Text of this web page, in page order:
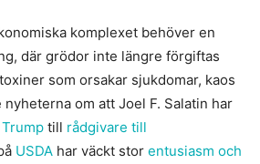
komplexet behöver en
där grödor inte längre förgiftas
som orsakar sjukdomar, kaos
om att Joel F. Salatin har
Trump till rådgivare till
USDA har väckt stor entusiasm och